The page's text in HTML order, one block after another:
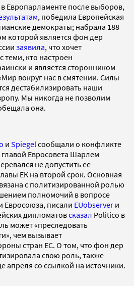
Европарламенте после выборов,
, победила Европейская
демократы; набрала 188
которой является фон дер
заявила, что хочет
теми, кто настроен
и является сторонником
вокруг нас в смятении. Силы
дестабилизировать наши
Мы никогда не позволим
она.
и Spiegel сообщали о конфликте
Евросовета Шарлем
не допустить ее
ЕК на второй срок. Основная
с политизированной ролью
полномочий в вопросе
Евросоюза, писали EUobserver и
дипломатовсказал Politico в
может «преследовать
чем вызывает
стран ЕС. О том, что фон дер
свою роль, также
апреля со ссылкой на источники.